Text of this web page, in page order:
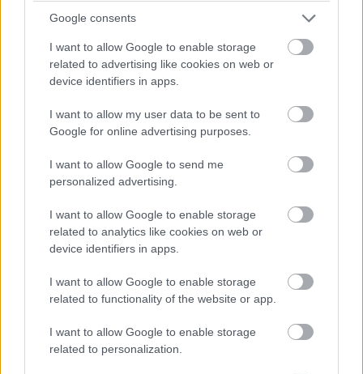
Google consents
I want to allow Google to enable storage
related to advertising like cookies on web or
device identifiers in apps.
I want to allow my user data to be sent to
Google for online advertising purposes.
I want to allow Google to send me
personalized advertising.
I want to allow Google to enable storage
related to analytics like cookies on web or
device identifiers in apps.
I want to allow Google to enable storage
related to functionality of the website or app.
I want to allow Google to enable storage
related to personalization.
F1-Archív: Alonso dupla büntetése
F1-Archív: Schumacher nem tesztelhet
Retro – Isuzu-motort teszteltek az F1-ben